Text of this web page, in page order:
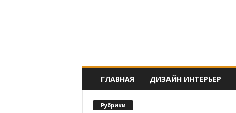
ГЛАВНАЯ ДИЗАЙН ИНТЕРЬЕР
Рубрики